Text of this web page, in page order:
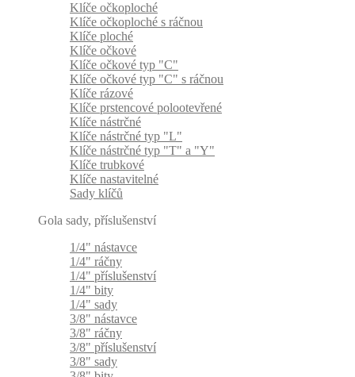
Klíče očkoploché
Klíče očkoploché s ráčnou
Klíče ploché
Klíče očkové
Klíče očkové typ "C"
Klíče očkové typ "C" s ráčnou
Klíče rázové
Klíče prstencové polootevřené
Klíče nástrčné
Klíče nástrčné typ "L"
Klíče nástrčné typ "T" a "Y"
Klíče trubkové
Klíče nastavitelné
Sady klíčů
Gola sady, příslušenství
1/4" nástavce
1/4" ráčny
1/4" příslušenství
1/4" bity
1/4" sady
3/8" nástavce
3/8" ráčny
3/8" příslušenství
3/8" sady